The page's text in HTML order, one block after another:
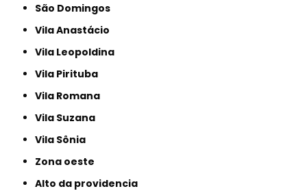
São Domingos
Vila Anastácio
Vila Leopoldina
Vila Pirituba
Vila Romana
Vila Suzana
Vila Sônia
Zona oeste
alto da providencia